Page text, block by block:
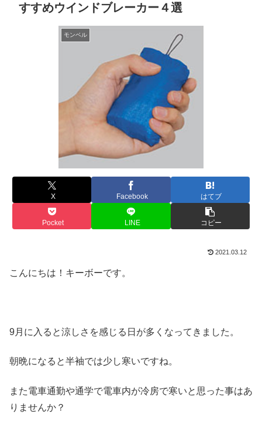
すすめウインドブレーカー４選
モンベル
X Facebook はてブ
Pocket LINE コピー
2021.03.12
こんにちは！キーボーです。
9月に入ると涼しさを感じる日が多くなってきました。
朝晩になると半袖では少し寒いですね。
また電車通勤や通学で電車内が冷房で寒いと思った事はあ
りませんか？